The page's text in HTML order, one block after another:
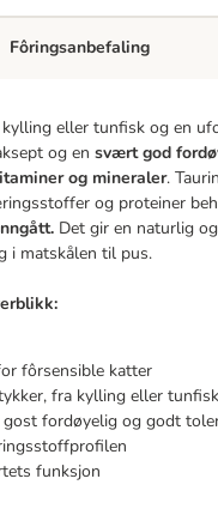
eller tunfisk og en
og en svært god
og mineraler.
og proteiner
Det gir en naturlig
i matskålen til pus.
fôrsensible katter
fra kylling eller tunfisk
gost fordøyelig og godt
funksjon
Fôringsanbefaling